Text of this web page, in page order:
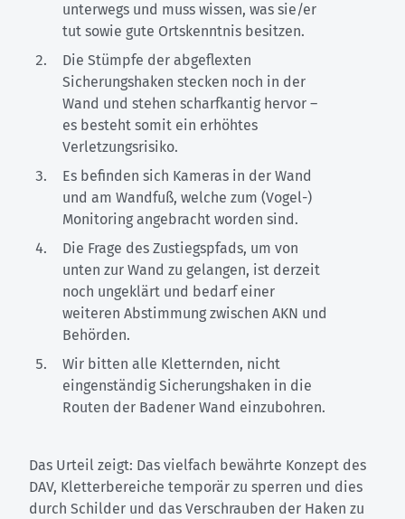
unterwegs und muss wissen, was sie/er
tut sowie gute Ortskenntnis besitzen.
Die Stümpfe der abgeflexten
Sicherungshaken stecken noch in der
Wand und stehen scharfkantig hervor –
es besteht somit ein erhöhtes
Verletzungsrisiko.
Es befinden sich Kameras in der Wand
und am Wandfuß, welche zum (Vogel-)
Monitoring angebracht worden sind.
Die Frage des Zustiegspfads, um von
unten zur Wand zu gelangen, ist derzeit
noch ungeklärt und bedarf einer
weiteren Abstimmung zwischen AKN und
Behörden.
Wir bitten alle Kletternden, nicht
eingenständig Sicherungshaken in die
Routen der Badener Wand einzubohren.
Das Urteil zeigt: Das vielfach bewährte Konzept des
DAV, Kletterbereiche temporär zu sperren und dies
durch Schilder und das Verschrauben der Haken zu